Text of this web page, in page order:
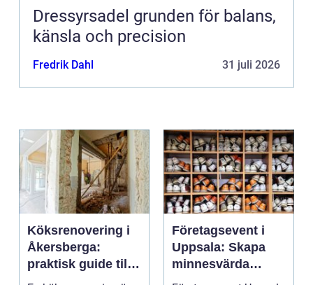
Dressyrsadel grunden för balans,
känsla och precision
Fredrik Dahl 31 juli 2026
Köksrenovering i
Åkersberga:
praktisk guide till
ett smartare kök
Företagsevent i
Uppsala: Skapa
minnesvärda
möten som bygger